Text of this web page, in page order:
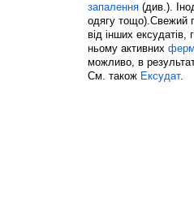
запалення (див.).
одягу тощо).Свежий
від інших
ньому активних
можливо, в
См. також Ексудат.